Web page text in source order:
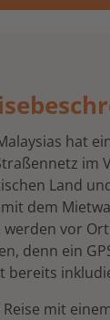
hat
im
Land
dem
werden vor
denn ein
bereits
mit